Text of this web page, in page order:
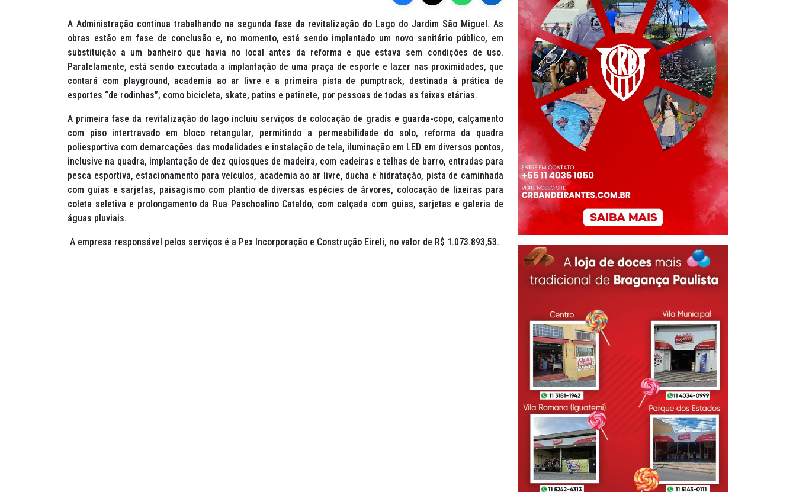
A Administração continua trabalhando na segunda fase da revitalização do Lago do Jardim São Miguel. As
obras estão em fase de conclusão e, no momento, está sendo implantado um novo sanitário público, em
substituição a um banheiro que havia no local antes da reforma e que estava sem condições de uso.
Paralelamente, está sendo executada a implantação de uma praça de esporte e lazer nas proximidades, que
contará com playground, academia ao ar livre e a primeira pista de pumptrack, destinada à prática de
esportes “de rodinhas”, como bicicleta, skate, patins e patinete, por pessoas de todas as faixas etárias.
A primeira fase da revitalização do lago incluiu serviços de colocação de gradis e guarda-copo, calçamento
com piso intertravado em bloco retangular, permitindo a permeabilidade do solo, reforma da quadra
poliesportiva com demarcações das modalidades e instalação de tela, iluminação em LED em diversos pontos,
inclusive na quadra, implantação de dez quiosques de madeira, com cadeiras e telhas de barro, entradas para
pesca esportiva, estacionamento para veículos, academia ao ar livre, ducha e hidratação, pista de caminhada
com guias e sarjetas, paisagismo com plantio de diversas espécies de árvores, colocação de lixeiras para
coleta seletiva e prolongamento da Rua Paschoalino Cataldo, com calçada com guias, sarjetas e galeria de
águas pluviais.
A empresa responsável pelos serviços é a Pex Incorporação e Construção Eireli, no valor de R$ 1.073.893,53.